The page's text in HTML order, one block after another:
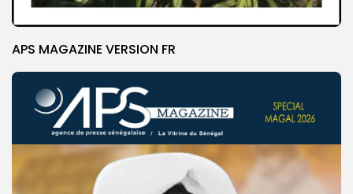
APS MAGAZINE VERSION FR